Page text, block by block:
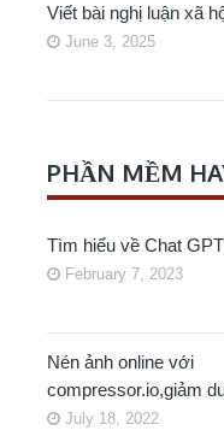
Viết bài nghị luận xã
June 3, 2025
PHẦN MỀM
Tìm hiểu về Chat
February 7, 2023
Nén ảnh online với
compressor.io,giảm
July 18, 2022